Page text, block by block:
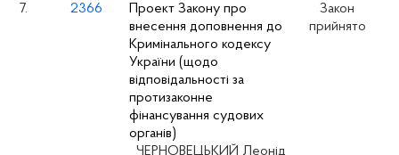
7. 2366
Проект Закону про
внесення доповнення до
Кримінального кодексу
України (щодо
відповідальності за
протизаконне
фінансування судових
органів)
ЧЕРНОВЕЦЬКИЙ Леонід
Закон
прийнято